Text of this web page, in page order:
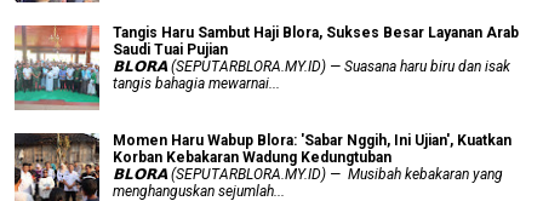
Tangis Haru Sambut Haji Blora, Sukses Besar Layanan Arab
Saudi Tuai Pujian
𝗕𝗟𝗢𝗥𝗔 (SEPUTARBLORA.MY.ID) — Suasana haru biru dan isak
tangis bahagia mewarnai...
Momen Haru Wabup Blora: ​'Sabar Nggih, Ini Ujian', Kuatkan
Korban Kebakaran Wadung Kedungtuban
𝗕𝗟𝗢𝗥𝗔 (SEPUTARBLORA.MY.ID) — Musibah kebakaran yang
menghanguskan sejumlah...